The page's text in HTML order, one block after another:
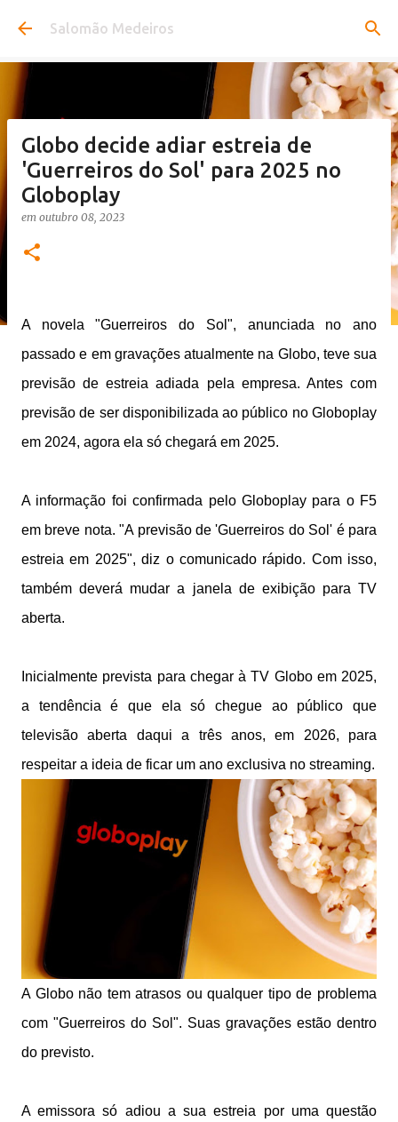
Pular para o conteúdo principal
Salomão Medeiros
Globo decide adiar estreia de
'Guerreiros do Sol' para 2025 no
Globoplay
em outubro 08, 2023
A novela "Guerreiros do Sol", anunciada no ano
passado e em gravações atualmente na Globo, teve sua
previsão de estreia adiada pela empresa. Antes com
previsão de ser disponibilizada ao público no Globoplay
em 2024, agora ela só chegará em 2025.
A informação foi confirmada pelo Globoplay para o F5
em breve nota. "A previsão de 'Guerreiros do Sol' é para
estreia em 2025", diz o comunicado rápido. Com isso,
também deverá mudar a janela de exibição para TV
aberta.
Inicialmente prevista para chegar à TV Globo em 2025,
a tendência é que ela só chegue ao público que
televisão aberta daqui a três anos, em 2026, para
respeitar a ideia de ficar um ano exclusiva no streaming.
A Globo não tem atrasos ou qualquer tipo de problema
com "Guerreiros do Sol". Suas gravações estão dentro
do previsto.
A emissora só adiou a sua estreia por uma questão